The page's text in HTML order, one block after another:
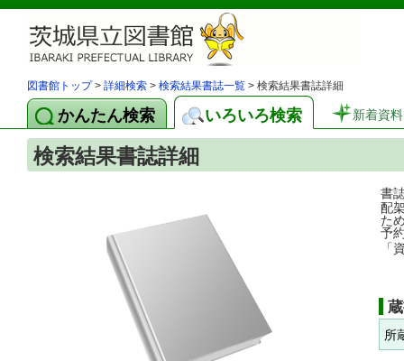
図書館トップ> 詳細検索 > 検索結果書誌一覧 > 検索結果書誌詳細
かんたん検索 いろいろ検索 新着資料
検索結果書誌詳細
書
配
た
予
「
所